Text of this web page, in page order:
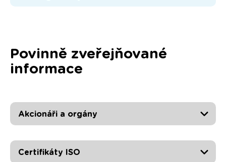
Povinně zveřejňované
informace
Akcionáři a orgány
Certifikáty ISO